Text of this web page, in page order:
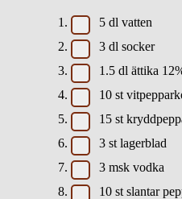
5 dl vatten
3 dl socker
1.5 dl ättika
10 st
15 st
3 st lagerblad
3 msk vodka
10 st slantar